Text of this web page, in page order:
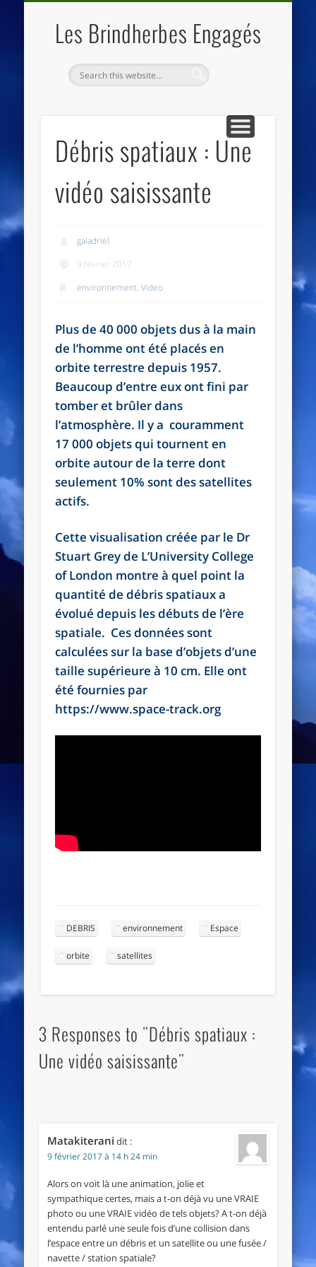
Les Brindherbes Engagés
Débris spatiaux : Une
vidéo saisissante
galadriel
9 février 2017
environnement,Video
Plus de 40 000 objets dus à la main
de l’homme ont été placés en
orbite terrestre depuis 1957.
Beaucoup d’entre eux ont fini par
tomber et brûler dans
l’atmosphère. Il y a couramment
17 000 objets qui tournent en
orbite autour de la terre dont
seulement 10% sont des satellites
actifs.
Cette visualisation créée par le Dr
Stuart Grey de L’University College
of London montre à quel point la
quantité de débris spatiaux a
évolué depuis les débuts de l’ère
spatiale. Ces données sont
calculées sur la base d’objets d’une
taille supérieure à 10 cm. Elle ont
été fournies par
https://www.space-track.org
DEBRIS environnement Espace
orbite satellites
3 Responses to "Débris spatiaux :
Une vidéo saisissante"
Matakiterani dit :
9 février 2017 à 14 h 24 min
Alors on voit là une animation, jolie et
sympathique certes, mais a t-on déjà vu une VRAIE
photo ou une VRAIE vidéo de tels objets? A t-on déjà
entendu parlé une seule fois d’une collision dans
l’espace entre un débris et un satellite ou une fusée /
navette / station spatiale?